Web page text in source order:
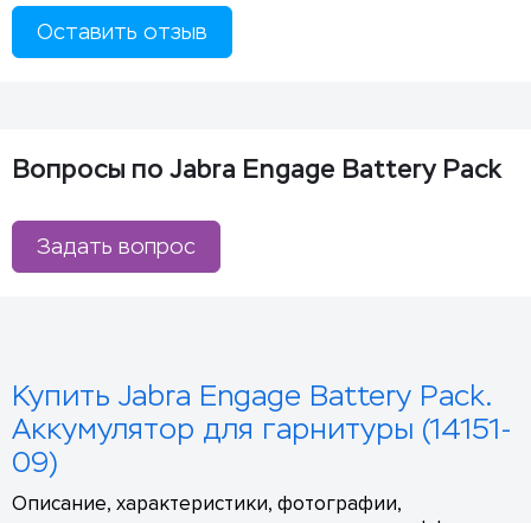
Оставить отзыв
Вопросы по Jabra Engage Battery Pack
Задать вопрос
Купить Jabra Engage Battery Pack.
Аккумулятор для гарнитуры (14151-
09)
Описание, характеристики, фотографии,